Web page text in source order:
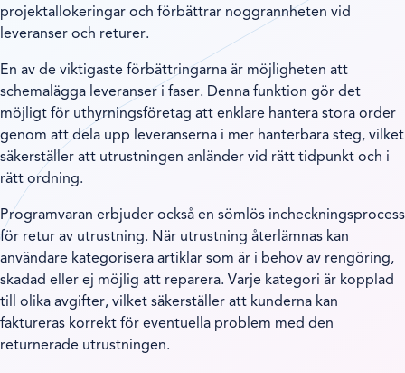
projektallokeringar och förbättrar noggrannheten vid
leveranser och returer.
En av de viktigaste förbättringarna är möjligheten att
schemalägga leveranser i faser. Denna funktion gör det
möjligt för uthyrningsföretag att enklare hantera stora order
genom att dela upp leveranserna i mer hanterbara steg, vilket
säkerställer att utrustningen anländer vid rätt tidpunkt och i
rätt ordning.
Programvaran erbjuder också en sömlös incheckningsprocess
för retur av utrustning. När utrustning återlämnas kan
användare kategorisera artiklar som är i behov av rengöring,
skadad eller ej möjlig att reparera. Varje kategori är kopplad
till olika avgifter, vilket säkerställer att kunderna kan
faktureras korrekt för eventuella problem med den
returnerade utrustningen.